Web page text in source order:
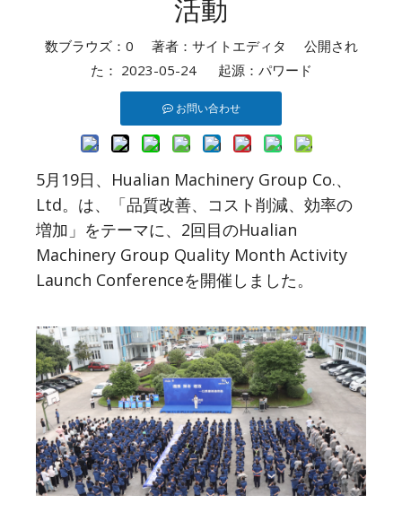
活動
数ブラウズ： 0 著者：サイトエディタ 公開され
た： 2023-05-24 起源： パワード
お問い合わせ
5月19日、Hualian Machinery Group Co.、
Ltd。は、「品質改善、コスト削減、効率の
増加」をテーマに、2回目のHualian
Machinery Group Quality Month Activity
Launch Conferenceを開催しました。